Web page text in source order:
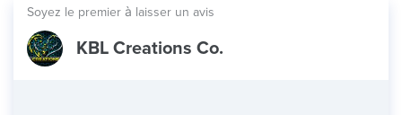
Soyez le premier à laisser un avis
KBL Creations Co.